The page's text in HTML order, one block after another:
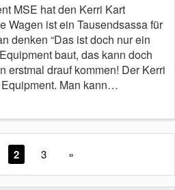
MSE hat den Kerri Kart
Wagen ist ein Tausendsassa für
denken “Das ist doch nur ein
baut, das kann doch
erstmal drauf kommen! Der Kerri
Man kann…
2 3 »